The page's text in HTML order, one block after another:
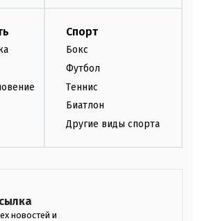
Спорт
Бокс
Футбол
Теннис
Биатлон
Другие виды спорта
новостей и